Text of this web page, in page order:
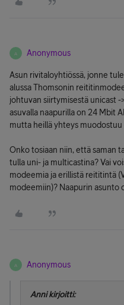
A Anonymous
Asun rivitaloyhtiössä, jonne
alussa Thomsonin
johtuvan siirtymisestä unicast -
asuvalla naapurilla on 24 Mbit
mutta heillä yhteys
Onko tosiaan niin, että saman
tulla uni- ja multicastina? Vai
modeemia ja erillistä reititintä
modeemiin)? Naapurin asunto
A Anonymous
Anni kirjoitti: